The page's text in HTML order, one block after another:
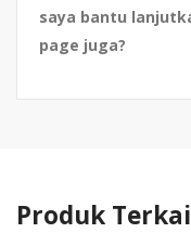
saya bantu
page juga?
Produk